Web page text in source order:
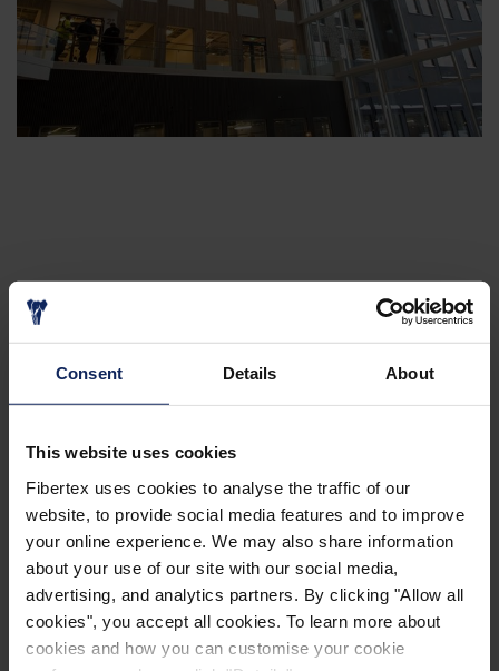
Consent Details About
This website uses cookies
Fibertex uses cookies to analyse the traffic of our
website, to provide social media features and to improve
your online experience. We may also share information
about your use of our site with our social media,
advertising, and analytics partners. By clicking "Allow all
cookies", you accept all cookies. To learn more about
cookies and how you can customise your cookie
El uso de FiberAcoustic
75 ofrece las siguientes
ventajas:
Resistencia a la humedad y al deterioro
Resistencia al fuego, clasificación B-s1, d0
Este producto es muy resistente y soporta la mayor
parte de los impactos sin sufrir daños ni perder
calidad.